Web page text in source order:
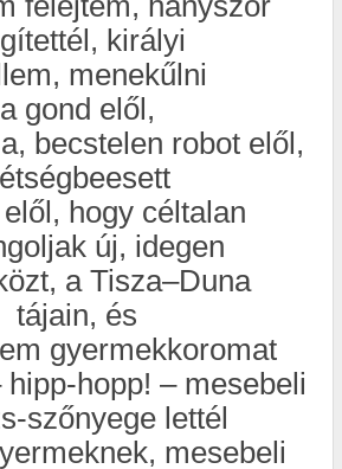
királyi
menekűlni
a gond elől,
becstelen robot elől,
elől, hogy céltalan
új, idegen
a Tisza–Duna
tájain, és
gyermekkoromat
hopp! – mesebeli
szőnyege lettél
mesebeli